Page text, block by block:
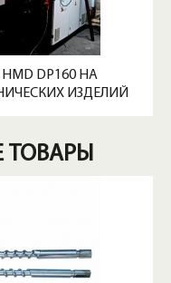
DP160 НА
ИЗДЕЛИЙ
ТОВАРЫ